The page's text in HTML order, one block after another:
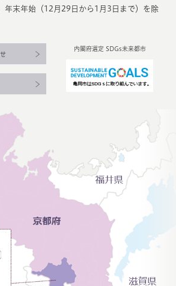
年末年始（12月29日から1月3日まで）を除
内閣府選定 SDGs未来都市